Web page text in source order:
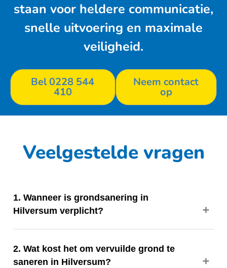
staan voor heldere communicatie,
snelle uitvoering en maximale
veiligheid.
Bel 0228 544
410
Neem contact
op
Veelgestelde vragen
1. Wanneer is grondsanering in
Hilversum verplicht?
2. Wat kost het om vervuilde grond te
saneren in Hilversum?